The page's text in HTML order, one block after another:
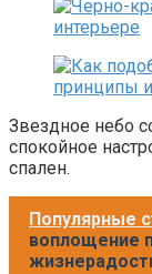
Звездное небо
спокойное
спален.
Популярные
воплощение